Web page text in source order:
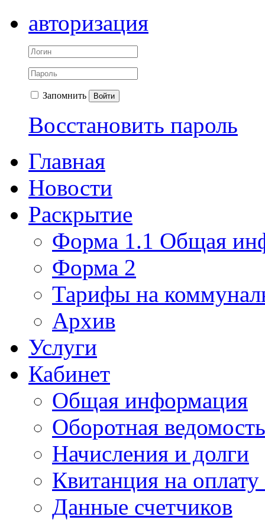
авторизация
Запомнить Войти
Восстановить пароль
Главная
Новости
Раскрытие
Форма 1.1 Общая
Форма 2
Тарифы на
Архив
Услуги
Кабинет
Общая информация
Оборотная ведомость
Начисления и долги
Квитанция на
Данные счетчиков